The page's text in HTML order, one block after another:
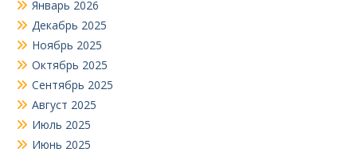
Январь 2026
Декабрь 2025
Ноябрь 2025
Октябрь 2025
Сентябрь 2025
Август 2025
Июль 2025
Июнь 2025